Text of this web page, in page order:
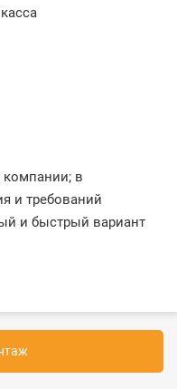
компании; в
и требований
и быстрый вариант